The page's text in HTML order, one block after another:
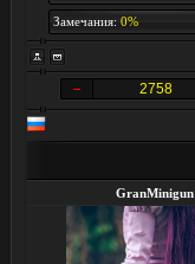
Замечания: 0%
2758
GranMinigun